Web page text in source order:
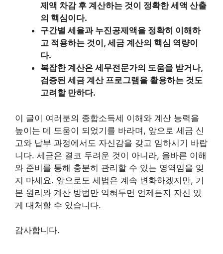
제액 차감 후 계산하는 것이 정확한 세액 산출
의 핵심이다.
구간별 세율과 누진공제액을 정확히 이해하
고 적용하는 것이, 세금 계산의 핵심 역량이
다.
복잡한 계산은 세무전문가의 도움을 받거나,
검증된 세금 계산 프로그램을 활용하는 것도
고려할 만하다.
이 글이 여러분의 종합소득세 이해와 계산 능력을
높이는 데 도움이 되었기를 바라며, 앞으로 세금 신
고와 납부 과정에서도 자신감을 갖고 임하시기 바랍
니다. 세금은 결코 두려운 것이 아니라, 올바른 이해
와 준비를 통해 충분히 관리할 수 있는 영역임을 잊
지 마세요. 앞으로도 세법은 계속 변화하겠지만, 기
본 원리와 계산 방법만 익혀두면 언제든지 자신 있
게 대처할 수 있습니다.
감사합니다.